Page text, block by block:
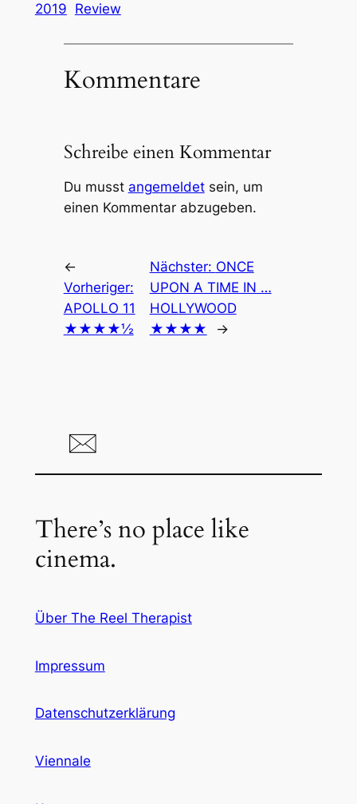
2019 Review
Kommentare
Schreibe einen Kommentar
Du musst angemeldetsein, um
einen Kommentar abzugeben.
←
Vorheriger:
APOLLO 11
★★★★½
Nächster: ONCE
UPON A TIME IN …
HOLLYWOOD
★★★★
→
There’s no place like
cinema.
Über The Reel Therapist
Impressum
Datenschutzerklärung
Viennale